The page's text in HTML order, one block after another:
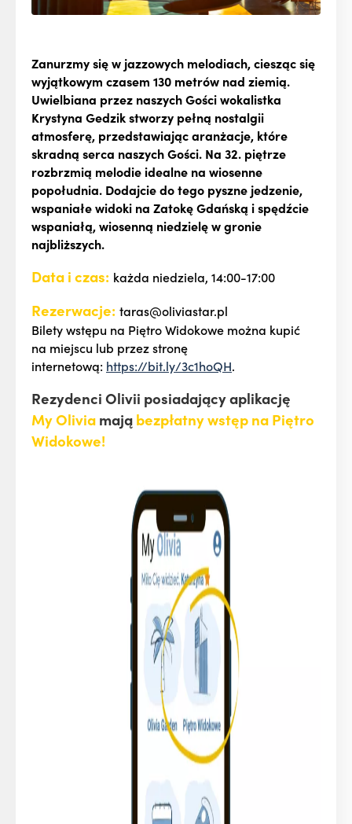
Zanurzmy się w jazzowych melodiach, ciesząc się
wyjątkowym czasem 130 metrów nad ziemią.
Uwielbiana przez naszych Gości wokalistka
Krystyna Gedzik stworzy pełną nostalgii
atmosferę, przedstawiając aranżacje, które
skradną serca naszych Gości. Na 32. piętrze
rozbrzmią melodie idealne na wiosenne
popołudnia. Dodajcie do tego pyszne jedzenie,
wspaniałe widoki na Zatokę Gdańską i spędźcie
wspaniałą, wiosenną niedzielę w gronie
najbliższych.
Data i czas: każda niedziela, 14:00-17:00
Rezerwacje: taras@oliviastar.pl
Bilety wstępu na Piętro Widokowe można kupić
na miejscu lub przez stronę
internetową: https://bit.ly/3c1hoQH.
Rezydenci Olivii posiadający aplikację
My Oliviamająbezpłatny wstęp na Piętro
Widokowe!